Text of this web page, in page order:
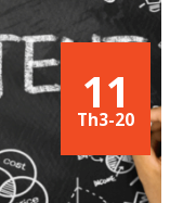
11
Th3-20